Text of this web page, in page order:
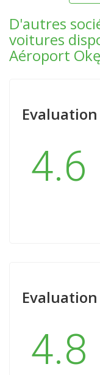
D'autres
voitures
Aéroport
4.6
4.8